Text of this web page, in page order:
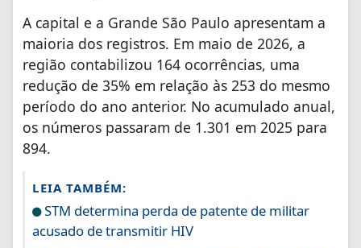
A capital e a Grande São Paulo apresentam a
maioria dos registros. Em maio de 2026, a
região contabilizou 164 ocorrências, uma
redução de 35% em relação às 253 do mesmo
período do ano anterior. No acumulado anual,
os números passaram de 1.301 em 2025 para
894.
LEIA TAMBÉM:
STM determina perda de patente de militar
acusado de transmitir HIV